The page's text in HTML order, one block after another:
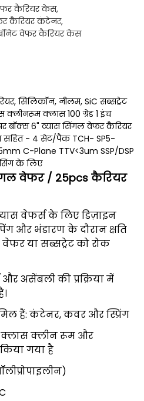
कैरियर केस,
कैरियर कंटेनर,
वेफर कैरियर केस
सिलिकॉन, नीलम, SiC सब्सट्रेट
क्लास 100 ग्रेड 1 इंच
बॉक्स 6" व्यास सिंगल वेफर कैरियर
सहित - 4 सेट/पैक TCH- SP5-
C-Plane TTV<3um SSP/DSP
के लिए
वेफर / 25pcs कैरियर
वेफर्स के लिए डिज़ाइन
और भंडारण के दौरान क्षति
या सब्सट्रेट को रोक
असेंबली की प्रक्रिया में
हैं: कंटेनर, कवर और स्प्रिंग
क्लीन रूम और
गया है